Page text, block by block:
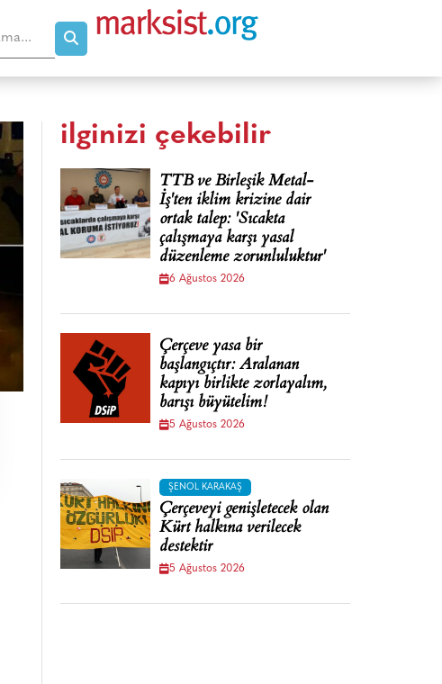
ilginizi çekebilir
TTB ve Birleşik Metal-
İş'ten iklim krizine dair
ortak talep: 'Sıcakta
çalışmaya karşı yasal
düzenleme zorunluluktur'
6 Ağustos 2026
Çerçeve yasa bir
başlangıçtır: Aralanan
kapıyı birlikte zorlayalım,
barışı büyütelim!
5 Ağustos 2026
ŞENOL KARAKAŞ
Çerçeveyi genişletecek olan
Kürt halkına verilecek
destektir
5 Ağustos 2026